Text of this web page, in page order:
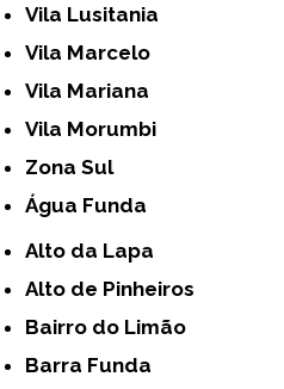
Vila Lusitania
Vila Marcelo
Vila Mariana
Vila Morumbi
Zona Sul
Água Funda
Alto da Lapa
Alto de Pinheiros
Bairro do Limão
Barra Funda